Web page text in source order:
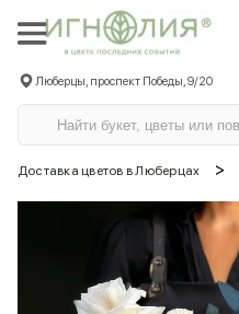
Люберцы, проспект Победы, 9/20
Доставка цветов в Люберцах >